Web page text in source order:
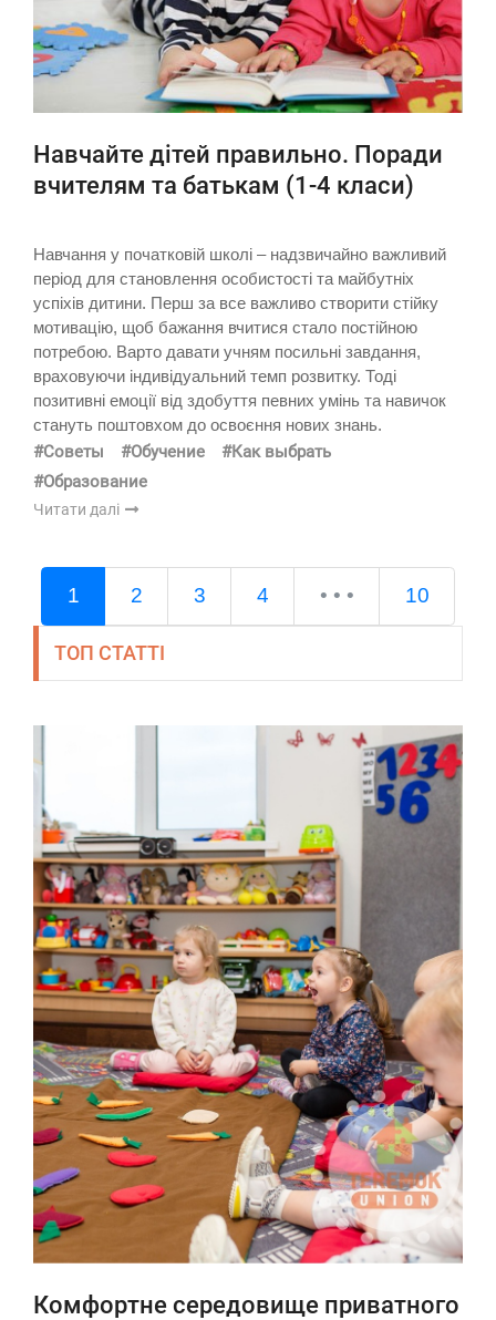
Навчайте дітей правильно. Поради
вчителям та батькам (1-4 класи)
Навчання у початковій школі – надзвичайно важливий
період для становлення особистості та майбутніх
успіхів дитини. Перш за все важливо створити стійку
мотивацію, щоб бажання вчитися стало постійною
потребою. Варто давати учням посильні завдання,
враховуючи індивідуальний темп розвитку. Тоді
позитивні емоції від здобуття певних умінь та навичок
стануть поштовхом до освоєння нових знань.
#Советы #Обучение
#Как выбрать
#Образование
Читати далі
1 2 3 4 • • • 10
ТОП СТАТТІ
Комфортне середовище приватного